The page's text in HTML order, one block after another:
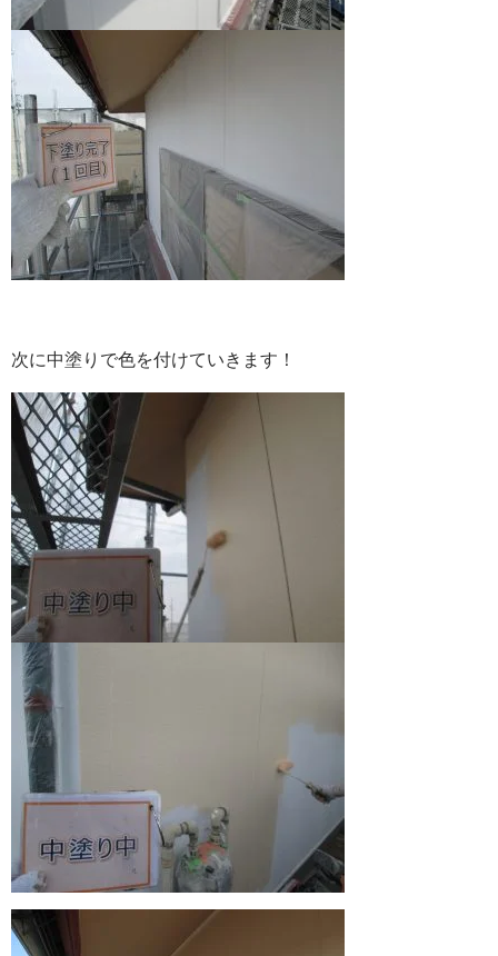
次に中塗りで色を付けていきます！